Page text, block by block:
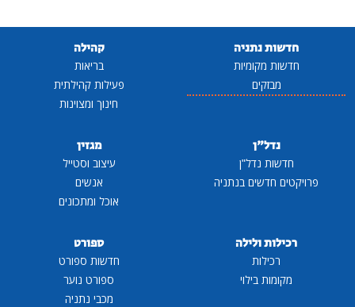
חדשות נתניה
חדשות מקומיות
מבזקים
קהילה
בריאות
פעילות קהילתית
חינוך ומצוינות
נדל"ן
חדשות נדל"ן
פרויקטים חדשים בנתניה
מגזין
עיצוב וסטייל
אנשים
אוכל ומתכונים
רכילות ולילה
רכילות
מקומות בילוי
ספורט
חדשות ספורט
ספורט נוער
מכבי נתניה